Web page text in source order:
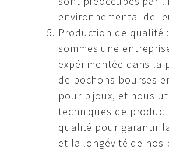
environnemental de
Production de qualité
sommes une
expérimentée dans la
de pochons bourses
pour bijoux, et nous
techniques de
qualité pour garantir
et la longévité de nos